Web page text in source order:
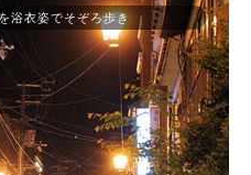
浴衣姿でそぞろ歩き